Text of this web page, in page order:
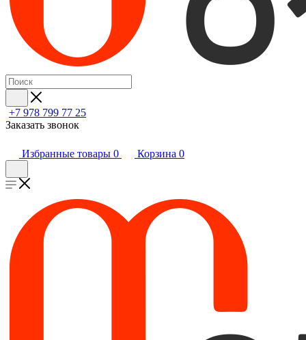
+7 978 799 77 25
Заказать звонок
Избранные товары 0 Корзина 0